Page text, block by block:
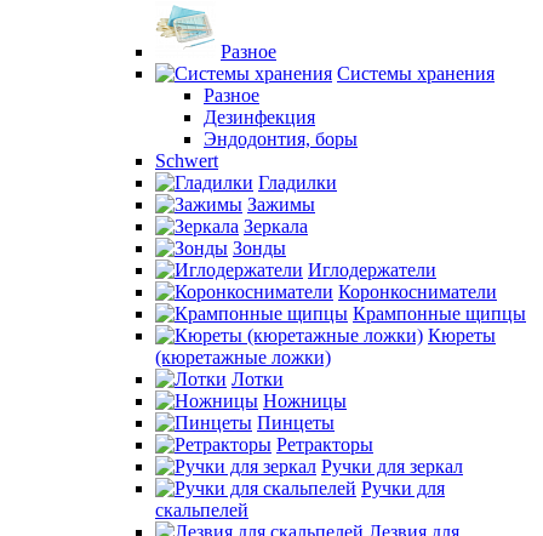
Разное
Системы хранения
Разное
Дезинфекция
Эндодонтия, боры
Schwert
Гладилки
Зажимы
Зеркала
Зонды
Иглодержатели
Коронкосниматели
Крампонные щипцы
Кюреты
(кюретажные ложки)
Лотки
Ножницы
Пинцеты
Ретракторы
Ручки для зеркал
Ручки для
скальпелей
Лезвия для